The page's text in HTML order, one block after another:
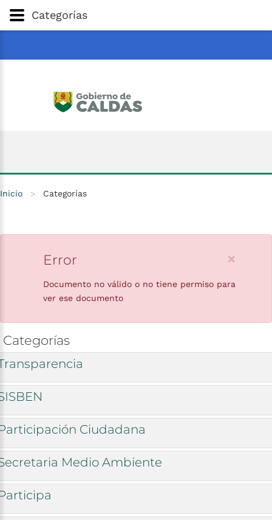
Gobernación
Categorías
Inicio > Categorías
×
Error
Documento no válido o no tiene permiso para
ver ese documento
Categorías
Ciudadana
Medio Ambiente